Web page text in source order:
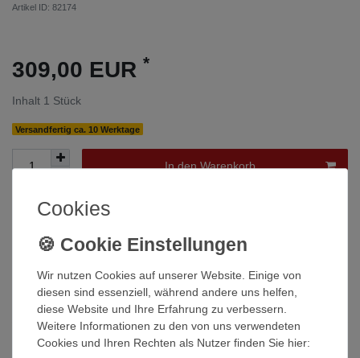
Artikel ID: 82174
309,00 EUR *
Inhalt 1 Stück
Versandfertig ca. 10 Werktage
In den Warenkorb
Wunschliste
Beschreibung
Cookies
Wir nutzen Cookies auf unserer Website. Einige von
diesen sind essenziell, während andere uns helfen,
diese Website und Ihre Erfahrung zu verbessern.
Weitere Informationen zu den von uns verwendeten
Cookies und Ihren Rechten als Nutzer finden Sie hier: